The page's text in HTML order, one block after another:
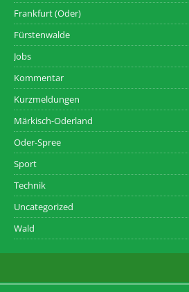
Frankfurt (Oder)
Fürstenwalde
Jobs
Kommentar
Kurzmeldungen
Märkisch-Oderland
Oder-Spree
Sport
Technik
Uncategorized
Wald